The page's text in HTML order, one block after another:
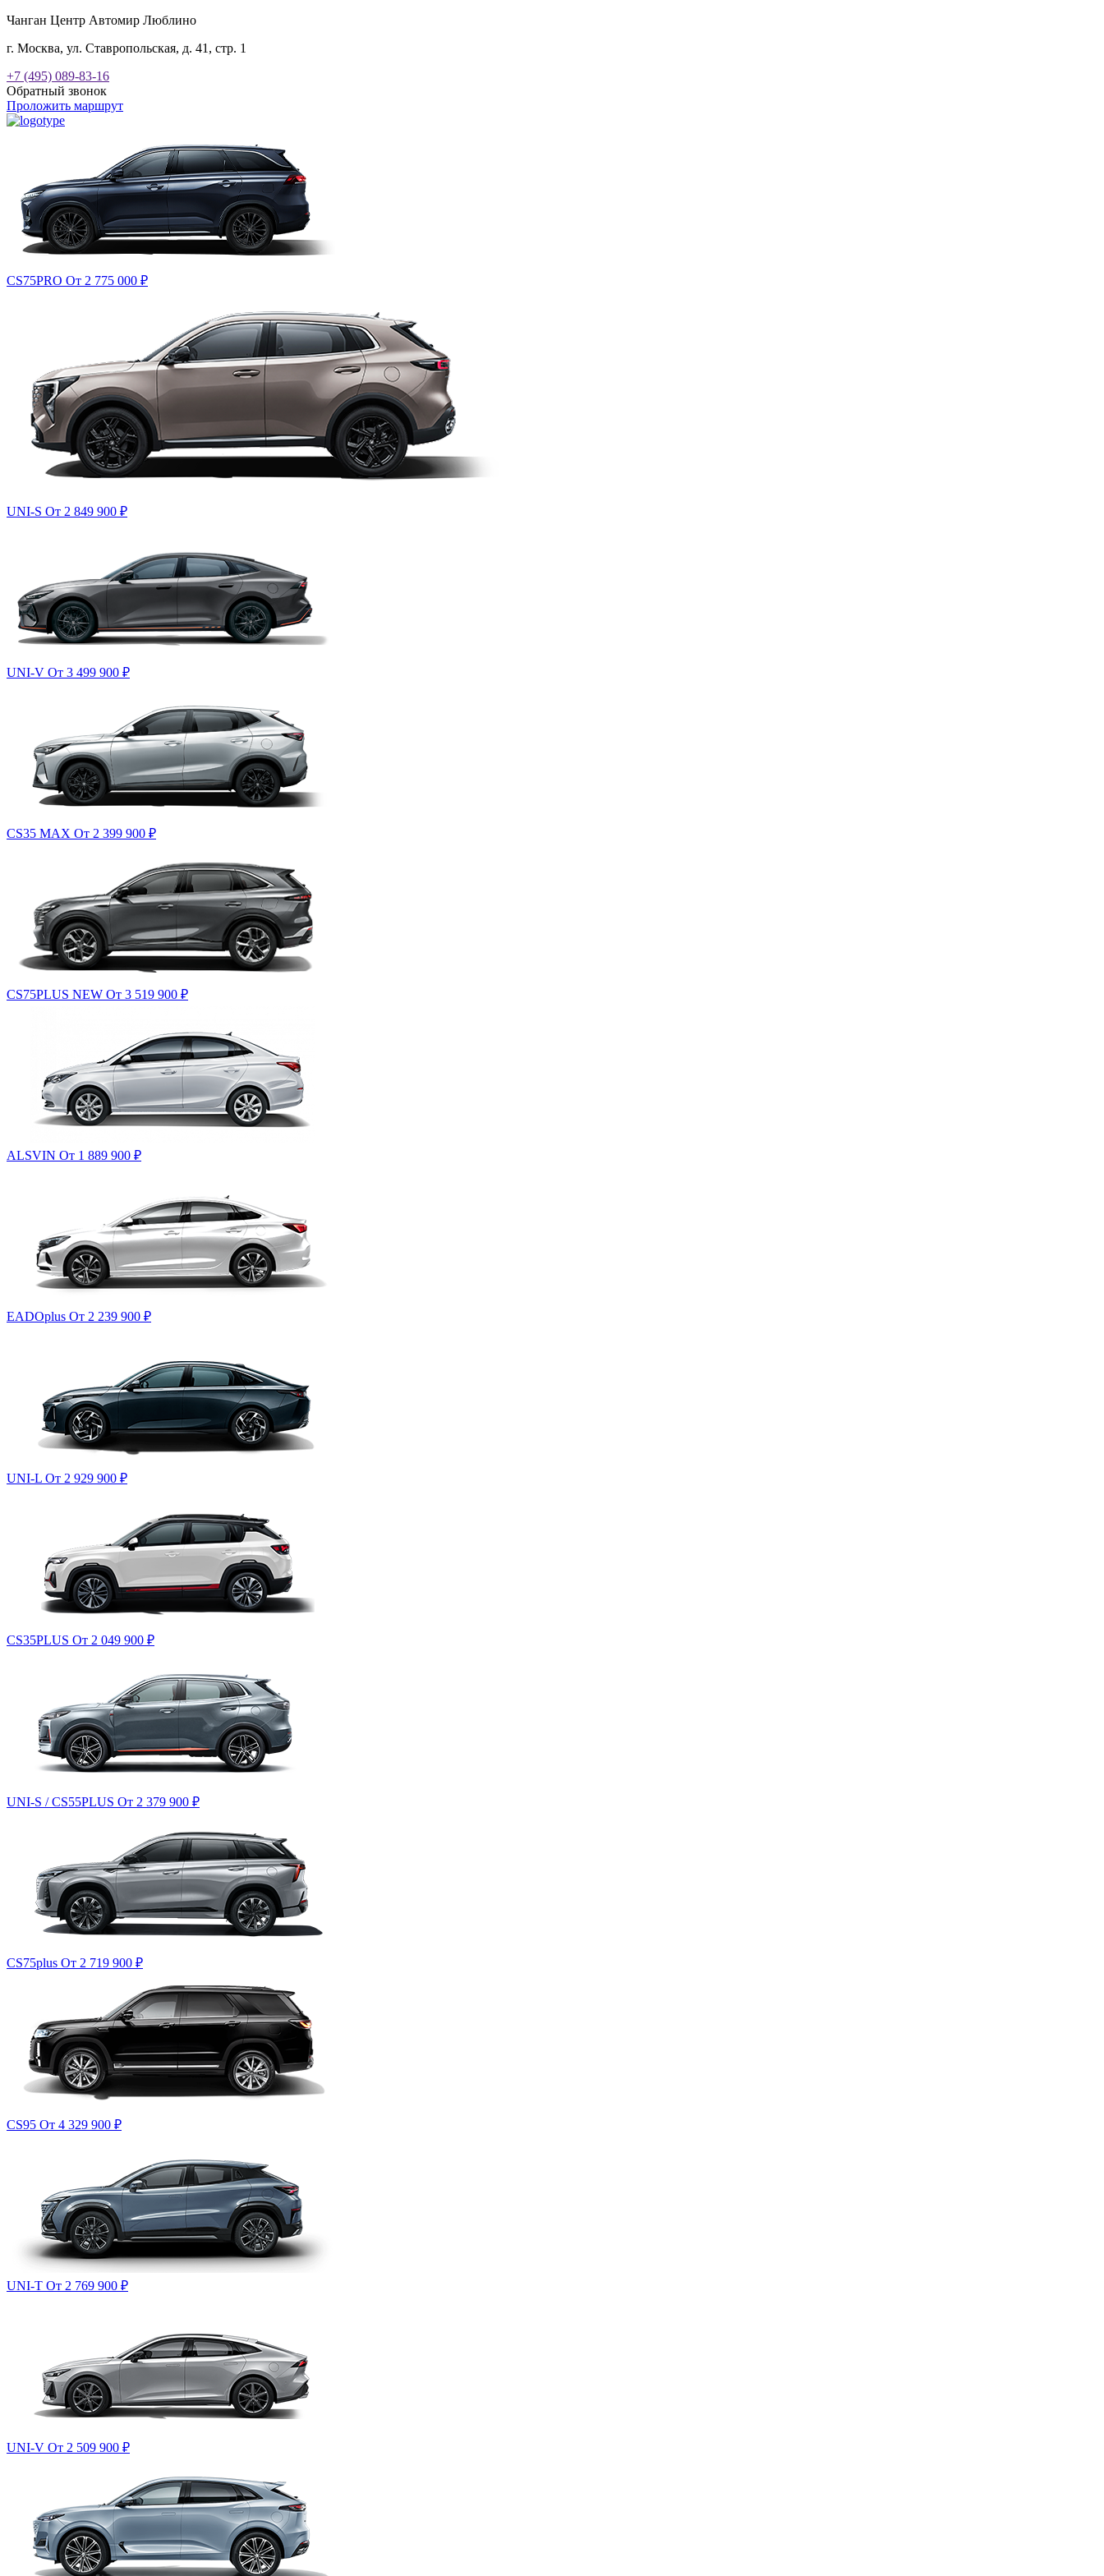
Чанган Центр Автомир Люблино
г. Москва, ул. Ставропольская, д. 41, стр. 1
+7 (495) 089-83-16
Обратный звонок
Проложить маршрут
CS75PRO От 2 775 000 ₽
UNI-S От 2 849 900 ₽
UNI-V От 3 499 900 ₽
CS35 MAX От 2 399 900 ₽
CS75PLUS NEW От 3 519 900 ₽
ALSVIN От 1 889 900 ₽
EADOplus От 2 239 900 ₽
UNI-L От 2 929 900 ₽
CS35PLUS От 2 049 900 ₽
UNI-S / CS55PLUS От 2 379 900 ₽
CS75plus От 2 719 900 ₽
CS95 От 4 329 900 ₽
UNI-T От 2 769 900 ₽
UNI-V От 2 509 900 ₽